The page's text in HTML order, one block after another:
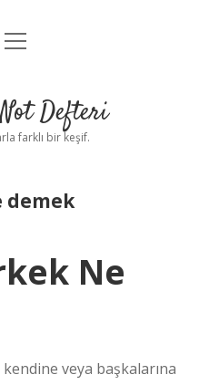
Uyarı
menüyü
Defteri
farklı bir keşif.
demek
Ne
veya başkalarına